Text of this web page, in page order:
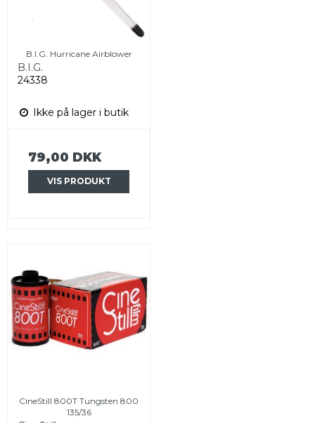
B.I.G. Hurricane Airblower
B.I.G.
24338
Ikke på lager i butik
79,00 DKK
VIS PRODUKT
CineStill 800T Tungsten 800
135/36